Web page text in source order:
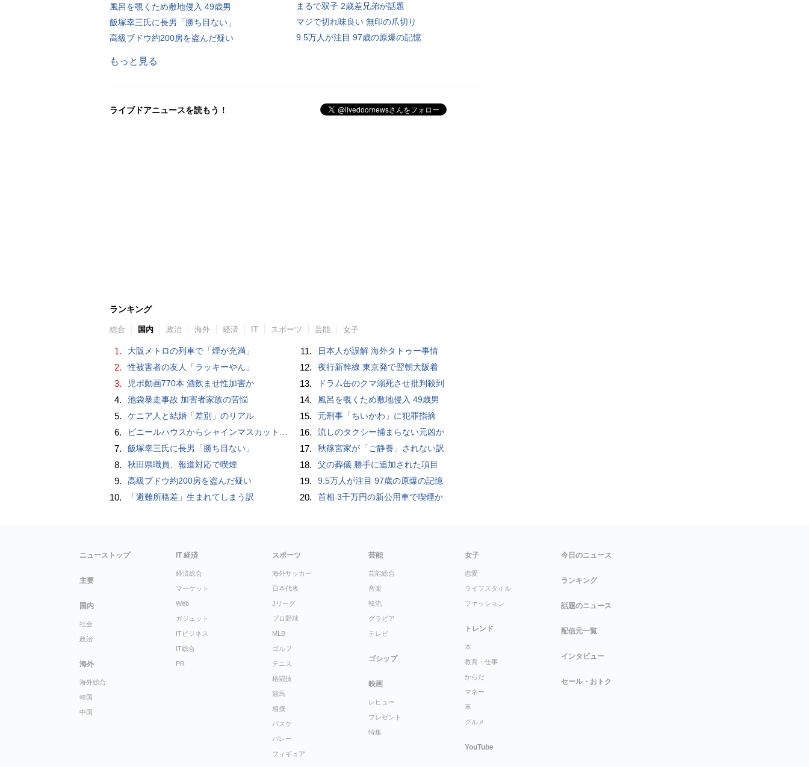
風呂を覗くため敷地侵入 49歳男
飯塚幸三氏に長男「勝ち目ない」
高級ブドウ約200房を盗んだ疑い
まるで双子 2歳差兄弟が話題
マジで切れ味良い 無印の爪切り
9.5万人が注目 97歳の原爆の記憶
もっと見る
ライブドアニュースを読もう！
ランキング
総合 国内 政治 海外 経済 IT スポーツ 芸能 女子
1. 大阪メトロの列車で「煙が充満」
2. 性被害者の友人「ラッキーやん」
3. 児ポ動画770本 酒飲ませ性加害か
4. 池袋暴走事故 加害者家族の苦悩
5. ケニア人と結婚「差別」のリアル
6. ビニールハウスからシャインマスカット約200房を盗んだ疑い ネットで販売か 無職の男（42）逮捕 岡山県警
7. 飯塚幸三氏に長男「勝ち目ない」
8. 秋田県職員、報道対応で喫煙
9. 高級ブドウ約200房を盗んだ疑い
10. 「避難所格差」生まれてしまう訳
11. 日本人が誤解 海外タトゥー事情
12. 夜行新幹線 東京発で翌朝大阪着
13. ドラム缶のクマ溺死させ批判殺到
14. 風呂を覗くため敷地侵入 49歳男
15. 元刑事「ちいかわ」に犯罪指摘
16. 流しのタクシー捕まらない元凶か
17. 秋篠宮家が「ご静養」されない訳
18. 父の葬儀 勝手に追加された項目
19. 9.5万人が注目 97歳の原爆の記憶
20. 首相 3千万円の新公用車で喫煙か
ニューストップ
主要
国内
社会
政治
海外
海外総合
韓国
中国
IT 経済
経済総合
マーケット
Web
ガジェット
ITビジネス
IT総合
PR
スポーツ
海外サッカー
日本代表
Jリーグ
プロ野球
MLB
ゴルフ
テニス
格闘技
競馬
相撲
バスケ
バレー
フィギュア
芸能
芸能総合
音楽
韓流
グラビア
テレビ
ゴシップ
映画
レビュー
プレゼント
特集
女子
恋愛
ライフスタイル
ファッション
トレンド
本
教育・仕事
からだ
マネー
車
グルメ
YouTube
今日のニュース
ランキング
話題のニュース
配信元一覧
インタビュー
セール・おトク